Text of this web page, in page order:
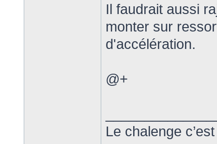
Il faudrait aussi
monter sur
d'accélération.
@+
Le chalenge